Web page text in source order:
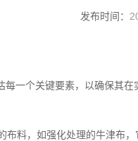
发布时间：
一个关键要素，以确保其
布料，如强化处理的牛津布